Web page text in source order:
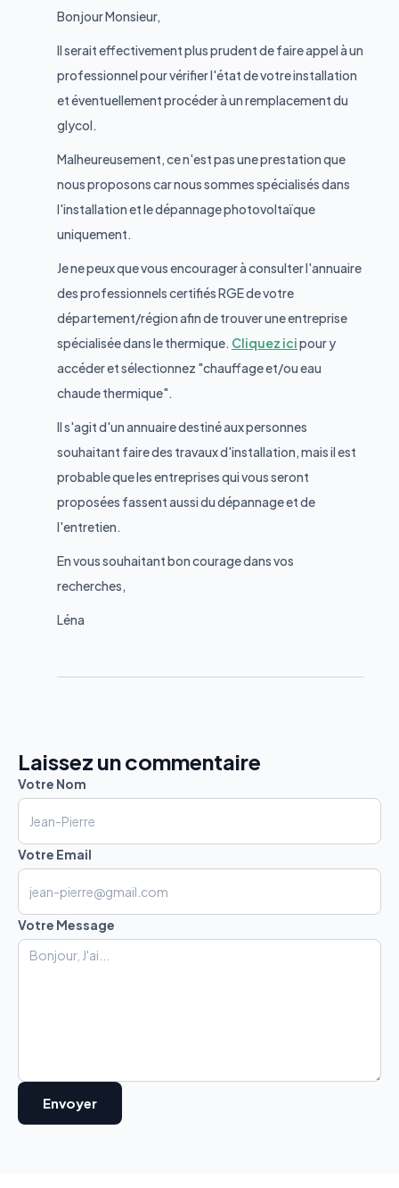
Bonjour Monsieur,
Il serait effectivement plus prudent de faire appel à un
professionnel pour vérifier l'état de votre installation
et éventuellement procéder à un remplacement du
glycol.
Malheureusement, ce n'est pas une prestation que
nous proposons car nous sommes spécialisés dans
l'installation et le dépannage photovoltaïque
uniquement.
Je ne peux que vous encourager à consulter l'annuaire
des professionnels certifiés RGE de votre
département/région afin de trouver une entreprise
spécialisée dans le thermique. Cliquez icipour y
accéder et sélectionnez "chauffage et/ou eau
chaude thermique".
Il s'agit d'un annuaire destiné aux personnes
souhaitant faire des travaux d'installation, mais il est
probable que les entreprises qui vous seront
proposées fassent aussi du dépannage et de
l'entretien.
En vous souhaitant bon courage dans vos
recherches,
Léna
Laissez un commentaire
Votre Nom
Votre Email
Votre Message